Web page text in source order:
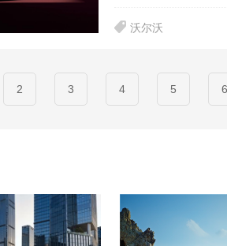
沃尔沃
2 3 4 5 6